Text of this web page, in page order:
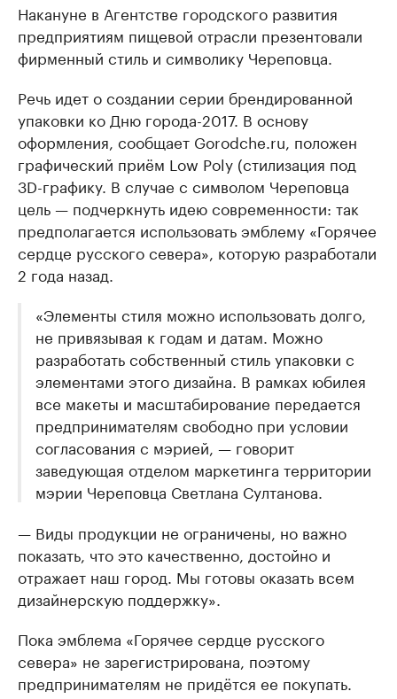
Накануне в Агентстве городского развития
предприятиям пищевой отрасли презентовали
фирменный стиль и символику Череповца.
Речь идет о создании серии брендированной
упаковки ко Дню города-2017. В основу
оформления, сообщает Gorodche.ru, положен
графический приём Low Poly (стилизация под
3D-графику. В случае с символом Череповца
цель — подчеркнуть идею современности: так
предполагается использовать эмблему «Горячее
сердце русского севера», которую разработали
2 года назад.
«Элементы стиля можно использовать долго,
не привязывая к годам и датам. Можно
разработать собственный стиль упаковки с
элементами этого дизайна. В рамках юбилея
все макеты и масштабирование передается
предпринимателям свободно при условии
согласования с мэрией, — говорит
заведующая отделом маркетинга территории
мэрии Череповца Светлана Султанова.
— Виды продукции не ограничены, но важно
показать, что это качественно, достойно и
отражает наш город. Мы готовы оказать всем
дизайнерскую поддержку».
Пока эмблема «Горячее сердце русского
севера» не зарегистрирована, поэтому
предпринимателям не придётся ее покупать.